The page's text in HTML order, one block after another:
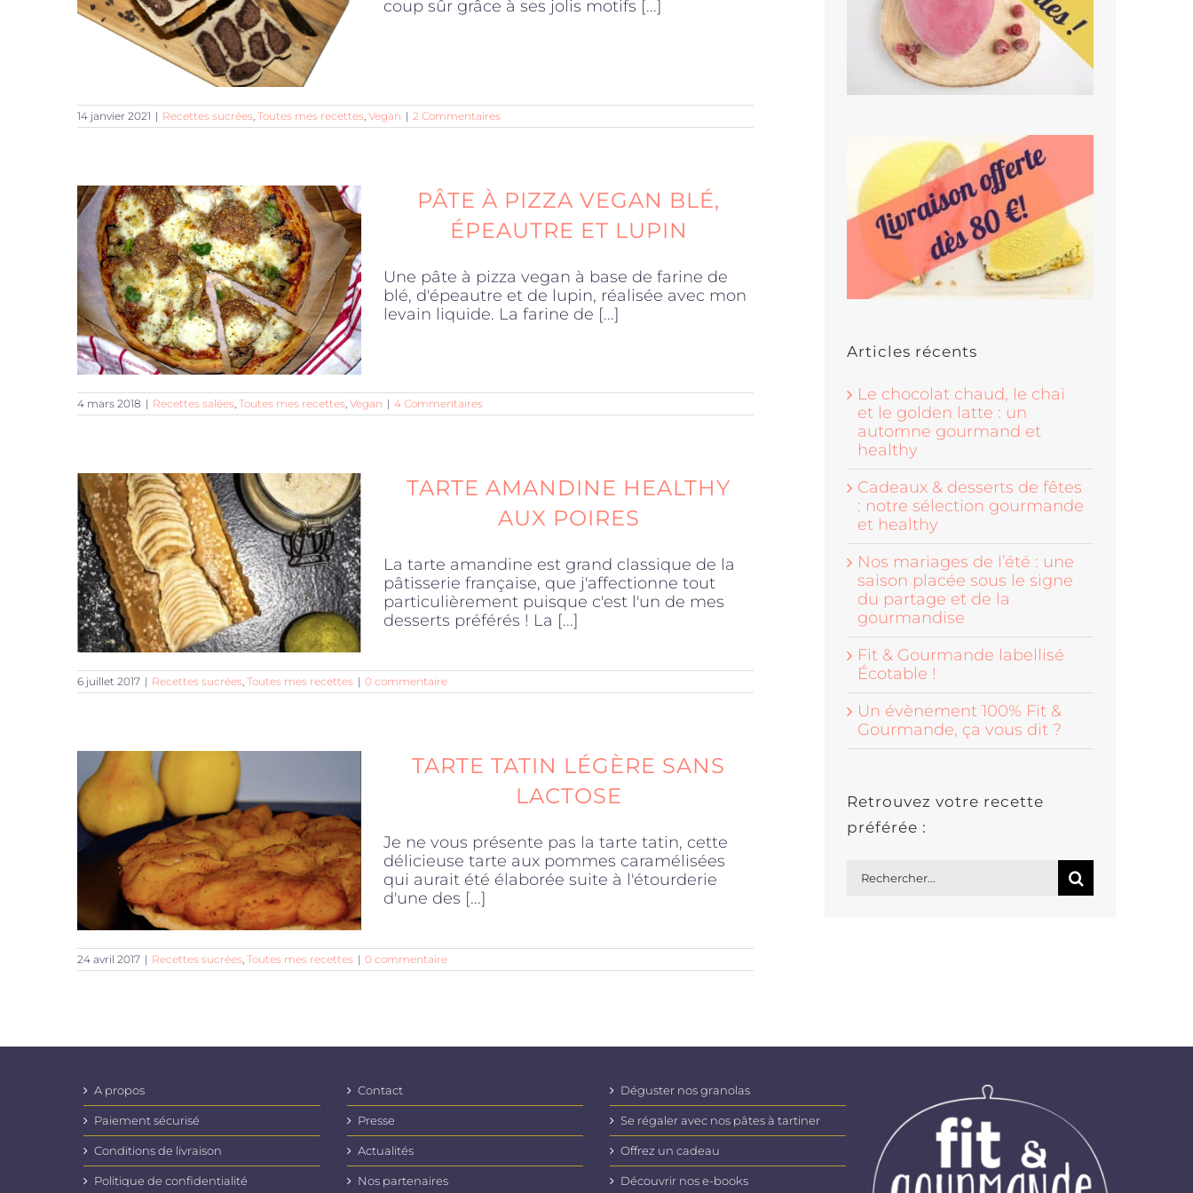
coup sûr grâce à ses jolis motifs [...]
14 janvier 2021 | Recettes sucrées, Toutes mes recettes, Vegan | 2 Commentaires
PÂTE À PIZZA VEGAN BLÉ,
ÉPEAUTRE ET LUPIN
Une pâte à pizza vegan à base de farine de
blé, d'épeautre et de lupin, réalisée avec mon
levain liquide. La farine de [...]
4 mars 2018 | Recettes salées, Toutes mes recettes, Vegan | 4 Commentaires
TARTE AMANDINE HEALTHY
AUX POIRES
La tarte amandine est grand classique de la
pâtisserie française, que j'affectionne tout
particulièrement puisque c'est l'un de mes
desserts préférés ! La [...]
6 juillet 2017 | Recettes sucrées, Toutes mes recettes | 0 commentaire
TARTE TATIN LÉGÈRE SANS
LACTOSE
Je ne vous présente pas la tarte tatin, cette
délicieuse tarte aux pommes caramélisées
qui aurait été élaborée suite à l'étourderie
d'une des [...]
24 avril 2017 | Recettes sucrées, Toutes mes recettes | 0 commentaire
Articles récents
Le chocolat chaud, le chaï
et le golden latte : un
automne gourmand et
healthy
Cadeaux & desserts de fêtes
: notre sélection gourmande
et healthy
Nos mariages de l’été : une
saison placée sous le signe
du partage et de la
gourmandise
Fit & Gourmande labellisé
Écotable !
Un évènement 100% Fit &
Gourmande, ça vous dit ?
Retrouvez votre recette
préférée :
A propos
Paiement sécurisé
Conditions de livraison
Politique de confidentialité
Contact
Presse
Actualités
Nos partenaires
Déguster nos granolas
Se régaler avec nos pâtes à tartiner
Offrez un cadeau
Découvrir nos e-books